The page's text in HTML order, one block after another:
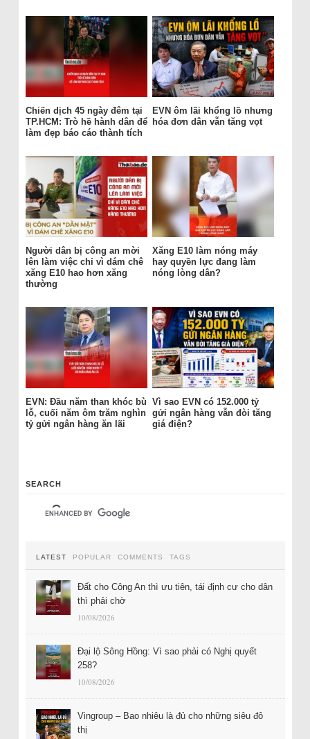
Chiến dịch 45 ngày đêm tại
TP.HCM: Trò hề hành dân để
làm đẹp báo cáo thành tích
EVN ôm lãi khổng lồ nhưng
hóa đơn dân vẫn tăng vọt
Người dân bị công an mời
lên làm việc chỉ vì dám chê
xăng E10 hao hơn xăng
thường
Xăng E10 làm nóng máy
hay quyền lực đang làm
nóng lòng dân?
EVN: Đầu năm than khóc bù
lỗ, cuối năm ôm trăm nghìn
tỷ gửi ngân hàng ăn lãi
Vì sao EVN có 152.000 tỷ
gửi ngân hàng vẫn đòi tăng
giá điện?
SEARCH
LATEST POPULAR COMMENTS TAGS
Đất cho Công An thì ưu tiên, tái định cư cho dân
thì phải chờ
10/08/2026
Đại lộ Sông Hồng: Vì sao phải có Nghị quyết
258?
10/08/2026
Vingroup – Bao nhiêu là đủ cho những siêu đô
thị